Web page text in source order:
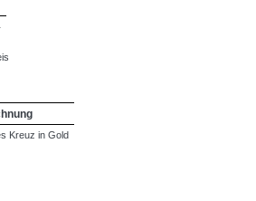
Kreuz in Gold